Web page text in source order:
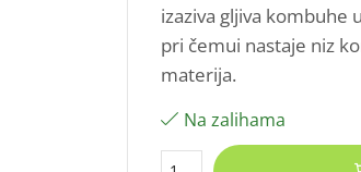
izaziva gljiva kombuhe
pri čemui nastaje niz
materija.
Na zalihama